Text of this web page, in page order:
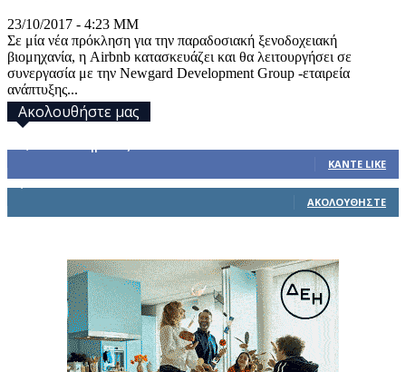
23/10/2017 - 4:23 ΜΜ
Σε μία νέα πρόκληση για την παραδοσιακή ξενοδοχειακή
βιομηχανία, η Airbnb κατασκευάζει και θα λειτουργήσει σε
συνεργασία με την Newgard Development Group -εταιρεία
ανάπτυξης...
Ακολουθήστε μας
ΚΆΝΤΕ LIKE
1,914 Ακόλουθοι
ΑΚΟΛΟΥΘΉΣΤΕ